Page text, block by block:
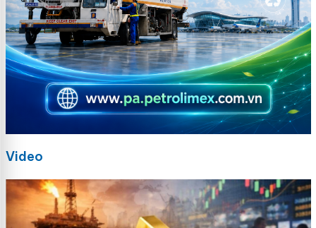
Video